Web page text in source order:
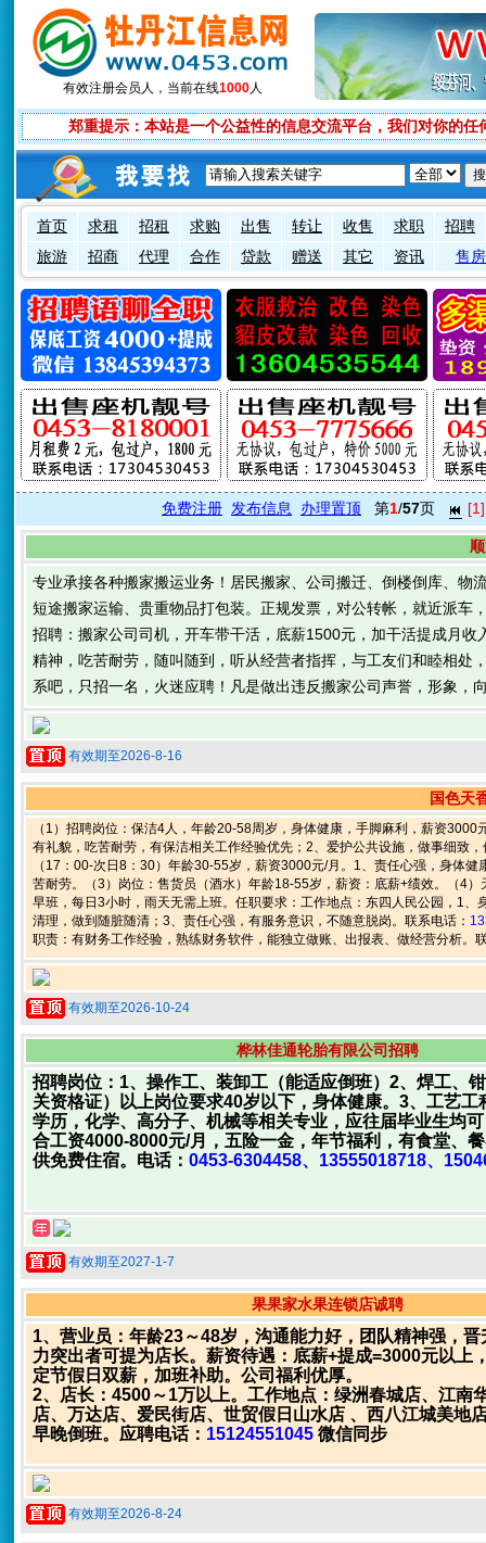
有效注册会员 人，当前在线1000人
郑重提示：本站是一个公益性的信息交流平台，我们对你的
首页 求租 招租 求购 出售 转让 收售 求职
招聘
旅游
招商 代理 合作 贷款 赠送 其它 资讯 售
免费注册 发布信息 办理置顶 第1/57页 [1]
专业承接各种搬家搬运业务！居民搬家、公司搬迁、倒楼倒库、
短途搬家运输、贵重物品打包装。正规发票，对公转帐，就近派车
招聘：搬家公司司机，开车带干活，底薪1500元，加干活提成月
精神，吃苦耐劳，随叫随到，听从经营者指挥，与工友们和睦相
系吧，只招一名，火迷应聘！凡是做出违反搬家公司声誉，形象，
有效期至2026-8-16
国色天
（1）招聘岗位：保洁4人，年龄20-58周岁，身体健康，手脚麻利，薪资
有礼貌，吃苦耐劳，有保洁相关工作经验优先；2、爱护公共设施，做事细致
（17：00-次日8：30）年龄30-55岁，薪资3000元/月。1、责任心强，身体
苦耐劳。（3）岗位：售货员（酒水）年龄18-55岁，薪资：底薪+绩效。（4
早班，每日3小时，雨天无需上班。任职要求：工作地点：东四人民公园，1
清理，做到随脏随清；3、责任心强，有服务意识，不随意脱岗。联系电话：
职责：有财务工作经验，熟练财务软件，能独立做账、出报表、做经营分析。
有效期至2026-10-24
桦林佳通轮胎有限公司招聘
招聘岗位：1、操作工、装卸工（能适应倒班）2、焊工、
关资格证）以上岗位要求40岁以下，身体健康。3、工艺工
学历，化学、高分子、机械等相关专业，应往届毕业生均
合工资4000-8000元/月，五险一金，年节福利，有食堂、
供免费住宿。电话： 0453-6304458、13555018718、
有效期至2027-1-7
果果家水果连锁店诚聘
1、营业员：年龄23～48岁，沟通能力好，团队精神强，
力突出者可提为店长。薪资待遇：底薪+提成=3000元以上
定节假日双薪，加班补助。公司福利优厚。
2、店长：4500～1万以上。工作地点：绿洲春城店、江南
店、万达店、爱民街店、世贸假日山水店 、西八江城美地
早晚倒班。应聘电话： 15124551045 微信同步
有效期至2026-8-24